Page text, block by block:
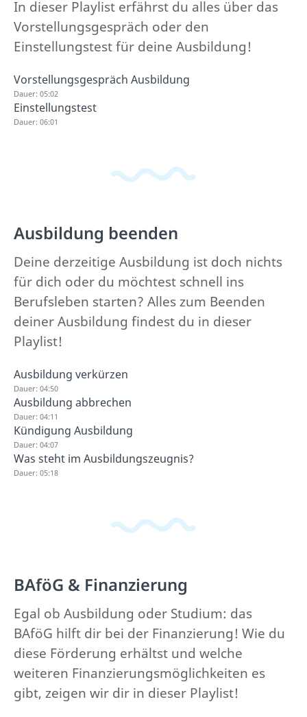
In dieser Playlist erfährst du alles über das
Vorstellungsgespräch oder den
Einstellungstest für deine Ausbildung!
Vorstellungsgespräch Ausbildung
Dauer: 05:02
Einstellungstest
Dauer: 06:01
Ausbildung beenden
Deine derzeitige Ausbildung ist doch nichts
für dich oder du möchtest schnell ins
Berufsleben starten? Alles zum Beenden
deiner Ausbildung findest du in dieser
Playlist!
Ausbildung verkürzen
Dauer: 04:50
Ausbildung abbrechen
Dauer: 04:11
Kündigung Ausbildung
Dauer: 04:07
Was steht im Ausbildungszeugnis?
Dauer: 05:18
BAföG & Finanzierung
Egal ob Ausbildung oder Studium: das
BAföG hilft dir bei der Finanzierung! Wie du
diese Förderung erhältst und welche
weiteren Finanzierungsmöglichkeiten es
gibt, zeigen wir dir in dieser Playlist!